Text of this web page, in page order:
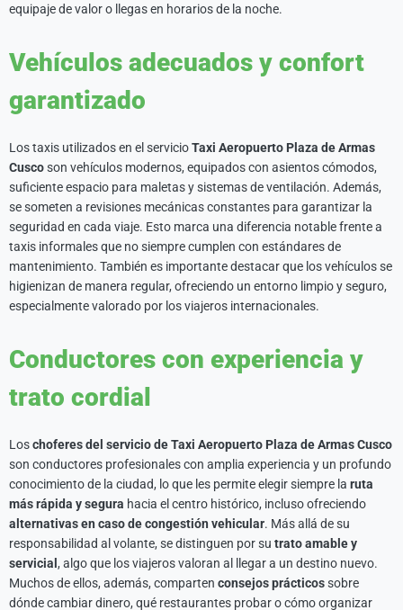
equipaje de valor o llegas en horarios de la noche.
Vehículos adecuados y confort
garantizado
Los taxis utilizados en el servicioTaxi Aeropuerto Plaza de Armas
Cuscoson vehículos modernos, equipados con asientos cómodos,
suficiente espacio para maletas y sistemas de ventilación. Además,
se someten a revisiones mecánicas constantes para garantizar la
seguridad en cada viaje. Esto marca una diferencia notable frente a
taxis informales que no siempre cumplen con estándares de
mantenimiento. También es importante destacar que los vehículos se
higienizan de manera regular, ofreciendo un entorno limpio y seguro,
especialmente valorado por los viajeros internacionales.
Conductores con experiencia y
trato cordial
Loschoferes del servicio de Taxi Aeropuerto Plaza de Armas Cusco
son conductores profesionales con amplia experiencia y un profundo
conocimiento de la ciudad, lo que les permite elegir siempre la ruta
más rápida y segura hacia el centro histórico, incluso ofreciendo
alternativas en caso de congestión vehicular. Más allá de su
responsabilidad al volante, se distinguen por su trato amable y
servicial , algo que los viajeros valoran al llegar a un destino nuevo.
Muchos de ellos, además, comparten consejos prácticossobre
dónde cambiar dinero, qué restaurantes probar o cómo organizar